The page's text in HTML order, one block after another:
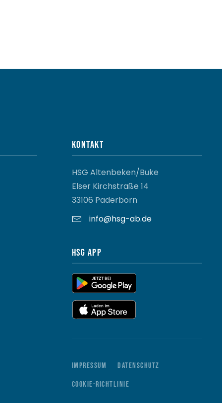
Kontakt
HSG Altenbeken/Buke
Elser Kirchstraße 14
33106 Paderborn
info@hsg-ab.de
HSG App
Impressum
Datenschutz
Cookie-Richtlinie